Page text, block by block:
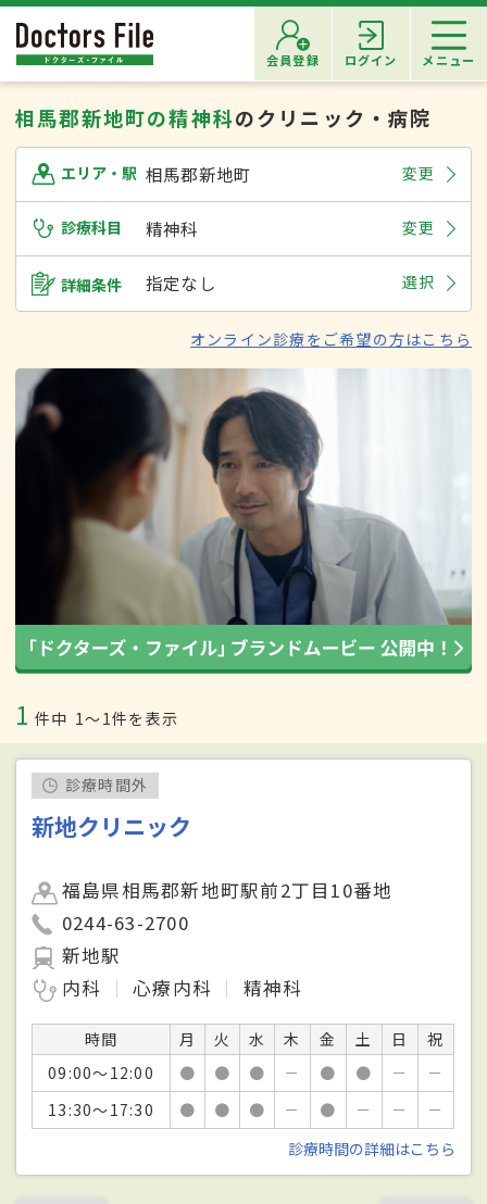
会員登録 ログイン メニュー
相馬郡新地町の精神科のクリニック・病院
エリア・駅 相馬郡新地町 変更
診療科目 精神科 変更
詳細条件 指定なし 選択
オンライン診療をご希望の方はこちら
1 件中 1〜1件を表示
診療時間外
新地クリニック
福島県相馬郡新地町駅前2丁目10番地
0244-63-2700
新地駅
内科
心療内科 精神科
時間 月 火 水 木 金 土 日
祝
09:00～12:00
● ● ● － ● ● －
－
13:30～17:30
● ● ● － ● － －
－
診療時間の詳細はこちら